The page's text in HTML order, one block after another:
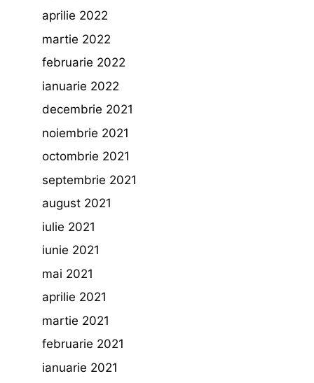
aprilie 2022
martie 2022
februarie 2022
ianuarie 2022
decembrie 2021
noiembrie 2021
octombrie 2021
septembrie 2021
august 2021
iulie 2021
iunie 2021
mai 2021
aprilie 2021
martie 2021
februarie 2021
ianuarie 2021